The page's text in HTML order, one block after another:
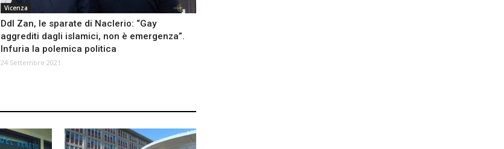
Vicenza
Ddl Zan, le sparate di Naclerio: “Gay
aggrediti dagli islamici, non è emergenza”.
Infuria la polemica politica
24 Settembre 2021